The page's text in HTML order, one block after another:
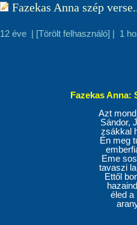
Fazekas Anna szép
12 éve | [Törölt felhasználó] | 1
Fazekas Anna:
Azt
Sándor,
zsákkal
Én meg
Eme
tavaszi
Ettől
éled a